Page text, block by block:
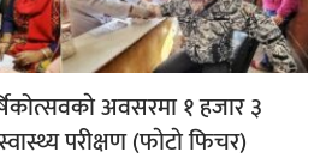
अवसरमा १ हजार ३
परीक्षण (फाेटाे फिचर)